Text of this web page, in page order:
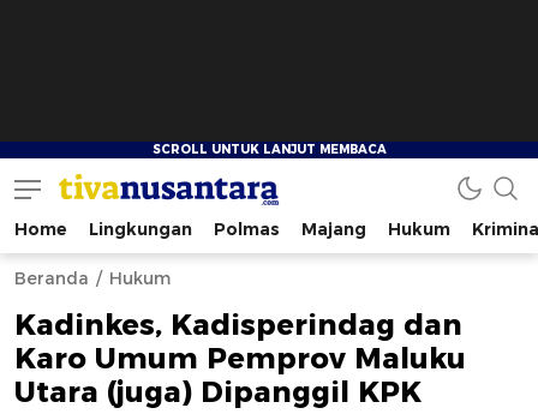
tivanusantara.com
Berita Nusantara
Home Lingkungan Polmas Majang Hukum
Beranda Hukum
Kadinkes, Kadisperindag dan
Karo Umum Pemprov Maluku
Utara (juga) Dipanggil KPK